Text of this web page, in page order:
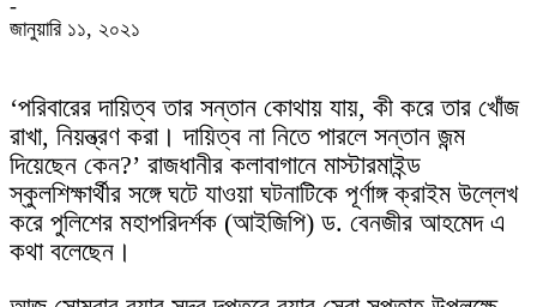
-
জানুয়ারি ১১, ২০২১
‘পরিবারের দায়িত্ব তার সন্তান কোথায় যায়, কী করে তার খোঁজ
রাখা, নিয়ন্ত্রণ করা। দায়িত্ব না নিতে পারলে সন্তান জন্ম
দিয়েছেন কেন?’ রাজধানীর কলাবাগানে মাস্টারমাইন্ড
স্কুলশিক্ষার্থীর সঙ্গে ঘটে যাওয়া ঘটনাটিকে পূর্ণাঙ্গ ক্রাইম উল্লেখ
করে পুলিশের মহাপরিদর্শক (আইজিপি) ড. বেনজীর আহমেদ এ
কথা বলেছেন।